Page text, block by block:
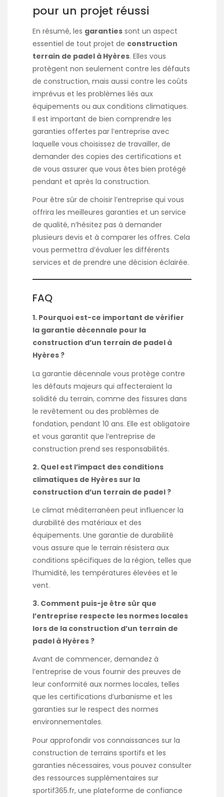
pour un projet réussi
En résumé, les garanties sont un aspect
essentiel de tout projet de construction
terrain de padel à Hyères. Elles vous
protègent non seulement contre les défauts
de construction, mais aussi contre les coûts
imprévus et les problèmes liés aux
équipements ou aux conditions climatiques.
Il est important de bien comprendre les
garanties offertes par l’entreprise avec
laquelle vous choisissez de travailler, de
demander des copies des certifications et
de vous assurer que vous êtes bien protégé
pendant et après la construction.
Pour être sûr de choisir l’entreprise qui vous
offrira les meilleures garanties et un service
de qualité, n’hésitez pas à demander
plusieurs devis et à comparer les offres. Cela
vous permettra d’évaluer les différents
services et de prendre une décision éclairée.
FAQ
1. Pourquoi est-ce important de vérifier
la garantie décennale pour la
construction d’un terrain de padel à
Hyères ?
La garantie décennale vous protège contre
les défauts majeurs qui affecteraient la
solidité du terrain, comme des fissures dans
le revêtement ou des problèmes de
fondation, pendant 10 ans. Elle est obligatoire
et vous garantit que l’entreprise de
construction prend ses responsabilités.
2. Quel est l’impact des conditions
climatiques de Hyères sur la
construction d’un terrain de padel ?
Le climat méditerranéen peut influencer la
durabilité des matériaux et des
équipements. Une garantie de durabilité
vous assure que le terrain résistera aux
conditions spécifiques de la région, telles que
l’humidité, les températures élevées et le
vent.
3. Comment puis-je être sûr que
l’entreprise respecte les normes locales
lors de la construction d’un terrain de
padel à Hyères ?
Avant de commencer, demandez à
l’entreprise de vous fournir des preuves de
leur conformité aux normes locales, telles
que les certifications d’urbanisme et les
garanties sur le respect des normes
environnementales.
Pour approfondir vos connaissances sur la
construction de terrains sportifs et les
garanties nécessaires, vous pouvez consulter
des ressources supplémentaires sur
sportif365.fr, une plateforme de confiance